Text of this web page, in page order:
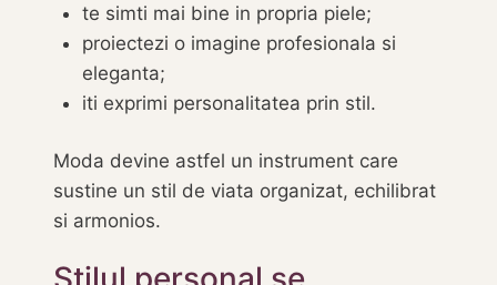
te simti mai bine in propria piele;
proiectezi o imagine profesionala si
eleganta;
iti exprimi personalitatea prin stil.
Moda devine astfel un instrument care
sustine un stil de viata organizat, echilibrat
si armonios.